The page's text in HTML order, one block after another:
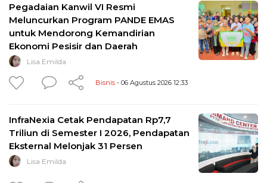
Pegadaian Kanwil VI Resmi
Meluncurkan Program PANDE EMAS
untuk Mendorong Kemandirian
Ekonomi Pesisir dan Daerah
Lisa Emilda
Bisnis - 06 Agustus 2026 12:33
InfraNexia Cetak Pendapatan Rp7,7
Triliun di Semester I 2026, Pendapatan
Eksternal Melonjak 31 Persen
Lisa Emilda